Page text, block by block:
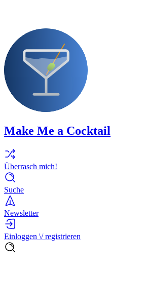
Make Me a Cocktail
Überrasch mich!
Suche
Newsletter
Einloggen \/ registrieren